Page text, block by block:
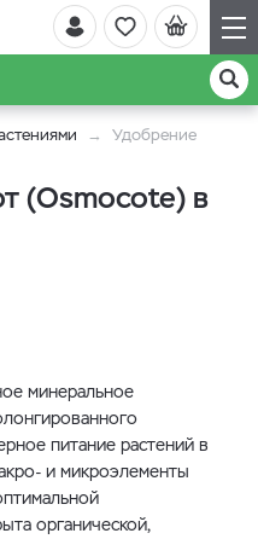
Удобрение
(Osmocote) в
минеральное
питание растений в
и микроэлементы
органической,